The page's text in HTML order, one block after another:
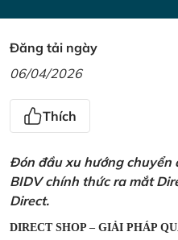
Đăng tải ngày
06/04/2026
Thích
Đón đầu xu hướng chuyển
BIDV chính thức ra mắt
Direct.
DIRECT SHOP – GIẢI PHÁP